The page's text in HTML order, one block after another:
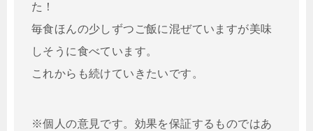
た！
毎食ほんの少しずつご飯に混ぜていますが美味
しそうに食べています。
これからも続けていきたいです。
※個人の意見です。効果を保証するものではあ